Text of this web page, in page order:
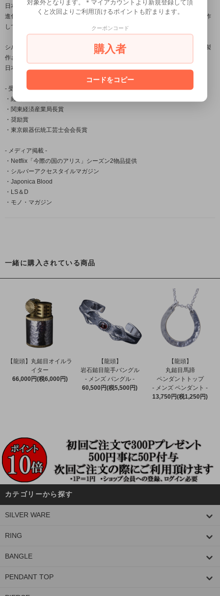
日本古来から受け継がれている銀器の伝統技法を用いながら、
進化する伝統をコンセプトに身に付ける者に独特の存在感を与える作品を製作
しております。
シルバーアクセサリー龍頭は数々の賞を受賞している「小平光嵐」によって製
作され
日本国内だけでなく海外の取引先でも販売されご愛用頂いております。
- 受賞一覧 -
・経済産業大臣賞
・関東経済産業局長賞
・奨励賞
・東京銀器伝統工芸士会会長賞
- メディア掲載 -
・Netflix「今際の国のアリス」シーズン2物品提供
・シルバーアクセスタイルマガジン
・Japonica Blood
・LS＆D
・モノ・マガジン
一緒に購入されている商品
【龍頭】丸鎚目オイルラ
イター
66,000円(税6,000円)
【龍頭】
岩石鎚目龍手バングル
- メンズ バングル -
60,500円(税5,500円)
【龍頭】
丸鎚目馬蹄
ペンダントトップ
- メンズ ペンダント -
13,750円(税1,250円)
カテゴリーから探す
SILVER WARE
RING
BANGLE
PENDANT TOP
対象外となります。＊マイアカウントより新規登録して頂
くと次回よりご利用頂けるポイントも貯まります。
クーポンコード
購入者
コードをコピー